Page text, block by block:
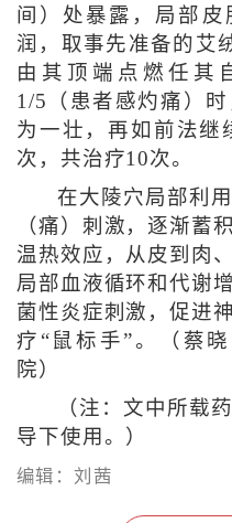
间）处暴露，局部皮
润，取事先准备的艾
由其顶端点燃任其
1/5（患者感灼痛）
为一壮，再如前法继
次，共治疗10次。
在大陵穴局部利
（痛）刺激，逐渐蓄
温热效应，从皮到肉
局部血液循环和代谢
菌性炎症刺激，促进
疗“鼠标手”。（蔡
院）
（注：文中所载
导下使用。）
编辑：刘茜